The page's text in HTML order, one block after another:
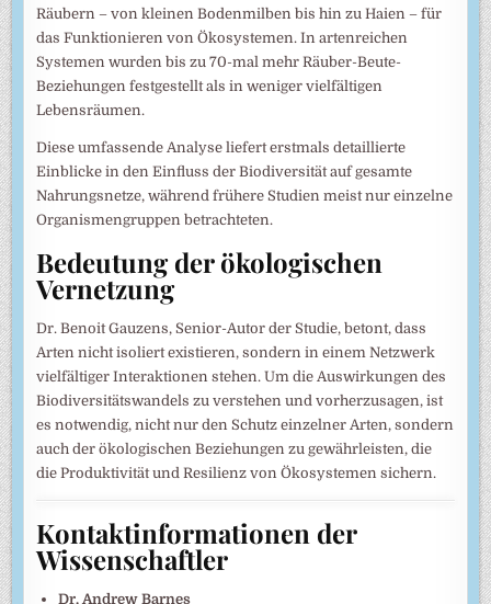
Räubern – von kleinen Bodenmilben bis hin zu Haien – für
das Funktionieren von Ökosystemen. In artenreichen
Systemen wurden bis zu 70-mal mehr Räuber-Beute-
Beziehungen festgestellt als in weniger vielfältigen
Lebensräumen.
Diese umfassende Analyse liefert erstmals detaillierte
Einblicke in den Einfluss der Biodiversität auf gesamte
Nahrungsnetze, während frühere Studien meist nur einzelne
Organismengruppen betrachteten.
Bedeutung der ökologischen
Vernetzung
Dr. Benoit Gauzens, Senior-Autor der Studie, betont, dass
Arten nicht isoliert existieren, sondern in einem Netzwerk
vielfältiger Interaktionen stehen. Um die Auswirkungen des
Biodiversitätswandels zu verstehen und vorherzusagen, ist
es notwendig, nicht nur den Schutz einzelner Arten, sondern
auch der ökologischen Beziehungen zu gewährleisten, die
die Produktivität und Resilienz von Ökosystemen sichern.
Kontaktinformationen der
Wissenschaftler
Dr. Andrew Barnes